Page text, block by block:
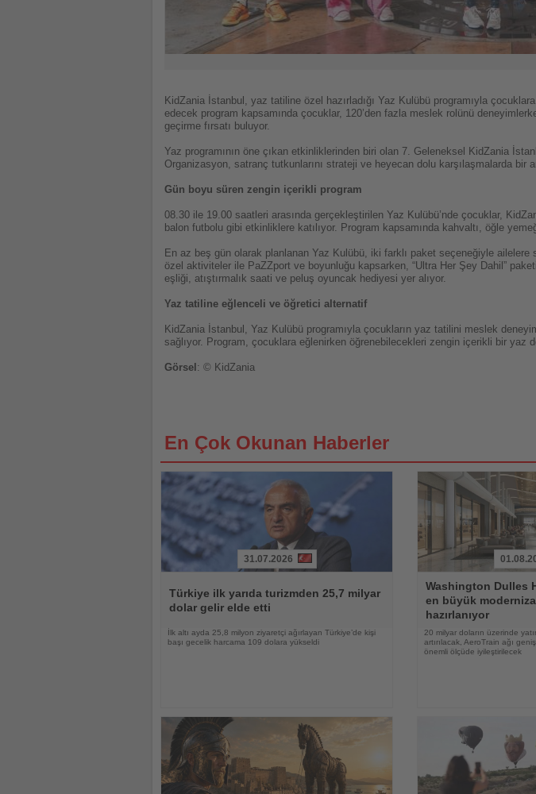
KidZania İstanbul, yaz tatiline özel hazırladığı Yaz Kulübü programıyla
edecek program kapsamında çocuklar, 120’den fazla meslek rolünü
geçirme fırsatı buluyor.
Yaz programının öne çıkan etkinliklerinden biri olan 7. Geleneksel KidZania
Organizasyon, satranç tutkunlarını strateji ve heyecan dolu karşılaşmalarda bir
Gün boyu süren zengin içerikli program
08.30 ile 19.00 saatleri arasında gerçekleştirilen Yaz Kulübü’nde çocuklar,
balon futbolu gibi etkinliklere katılıyor. Program kapsamında kahvaltı, öğle
En az beş gün olarak planlanan Yaz Kulübü, iki farklı paket seçeneğiyle
özel aktiviteler ile PaZZport ve boyunluğu kapsarken, “Ultra Her Şey Dahil”
eşliği, atıştırmalık saati ve peluş oyuncak hediyesi yer alıyor.
Yaz tatiline eğlenceli ve öğretici alternatif
KidZania İstanbul, Yaz Kulübü programıyla çocukların yaz tatilini meslek
sağlıyor. Program, çocuklara eğlenirken öğrenebilecekleri zengin içerikli bir yaz
Görsel : © KidZania
En Çok Okunan Haberler
Oku
31.07.2026
Türkiye ilk yarıda turizmden 25,7 milyar
dolar gelir elde etti
İlk altı ayda 25,8 milyon ziyaretçi ağırlayan Türkiye’de kişi
başı gecelik harcama 109 dolara yükseldi
Oku
Washington Dulles
en büyük
hazırlanıyor
20 milyar doların üzerinde
artırılacak, AeroTrain ağı
önemli ölçüde iyileştirilecek